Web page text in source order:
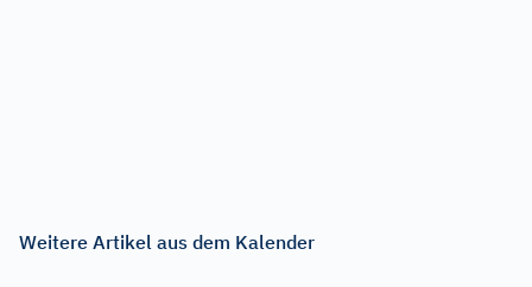
Weitere Artikel aus dem Kalender